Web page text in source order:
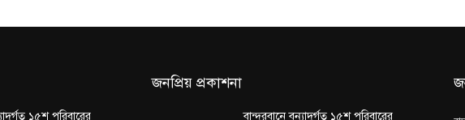
১৫শ পরিবারের
জনপ্রিয় প্রকাশনা
বান্দরবানে বন্যাদুর্গত ১৫শ পরিবারের